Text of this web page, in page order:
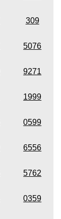
309
5076
9271
1999
0599
6556
5762
0359